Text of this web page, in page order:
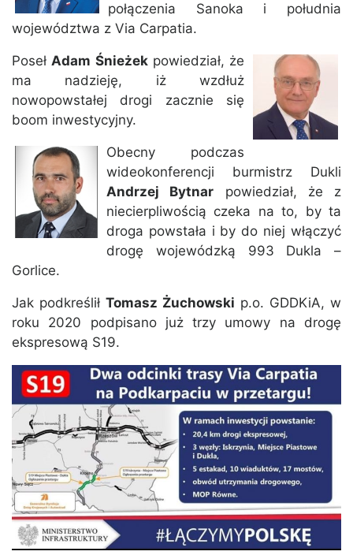
połączenia Sanoka i południa
województwa z Via Carpatia.
PosełAdam Śnieżekpowiedział, że
ma nadzieję, iż wzdłuż
nowopowstałej drogi zacznie się
boom inwestycyjny.
Obecny podczas
wideokonferencji burmistrz Dukli
Andrzej Bytnar powiedział, że z
niecierpliwością czeka na to, by ta
droga powstała i by do niej włączyć
drogę wojewódzką 993 Dukla –
Gorlice.
Jak podkreślił Tomasz Żuchowski p.o. GDDKiA, w
roku 2020 podpisano już trzy umowy na drogę
ekspresową S19.